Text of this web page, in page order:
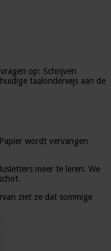
op: Schrijven
taalonderwijs aan de
wordt vervangen
meer te leren. We
ziet ze dat sommige